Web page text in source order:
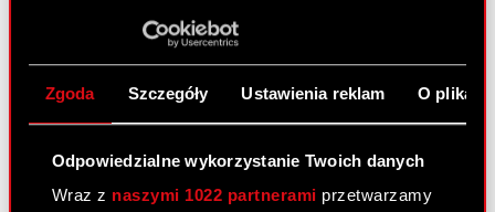
Zgoda Szczegóły Ustawienia reklam O
Odpowiedzialne wykorzystanie Twoich danych
Wraz z naszymi 1022 partnerami przetwarzamy
Raport bieżący nr 64/2008
19 czerwca 2008